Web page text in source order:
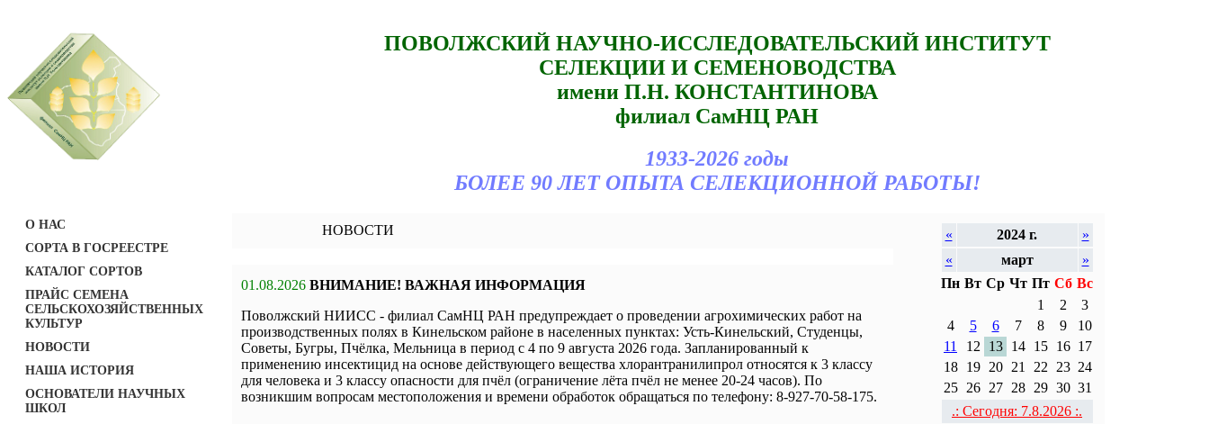
ПОВОЛЖСКИЙ НАУЧНО-ИССЛЕДОВАТЕЛЬСКИЙ ИНСТИТУТ
СЕЛЕКЦИИ И СЕМЕНОВОДСТВА
имени П.Н. КОНСТАНТИНОВА
филиал СамНЦ РАН
1933-2026 годы
БОЛЕЕ 90 ЛЕТ ОПЫТА СЕЛЕКЦИОННОЙ РАБОТЫ!
О НАС
СОРТА В ГОСРЕЕСТРЕ
КАТАЛОГ СОРТОВ
ПРАЙС СЕМЕНА
СЕЛЬСКОХОЗЯЙСТВЕННЫХ
КУЛЬТУР
НОВОСТИ
НАША ИСТОРИЯ
ОСНОВАТЕЛИ НАУЧНЫХ
ШКОЛ
НОВОСТИ « 2024 г.
»
«
март
»
Пн Вт Ср Чт Пт Сб Вс
1
2
3
4
5 6 7 8 9
10
11
12 13 14 15 16 17
18
19 20 21 22 23 24
25
26 27 28 29 30 31
.: Сегодня: 7.8.2026 :.
01.08.2026 ВНИМАНИЕ! ВАЖНАЯ ИНФОРМАЦИЯ
Поволжский НИИСС - филиал СамНЦ РАН предупреждает о проведении агрохимических работ на
производственных полях в Кинельском районе в населенных пунктах: Усть-Кинельский, Студенцы,
Советы, Бугры, Пчёлка, Мельница в период с 4 по 9 августа 2026 года. Запланированный к
применению инсектицид на основе действующего вещества хлорантранилипрол относятся к 3 классу
для человека и 3 классу опасности для пчёл (ограничение лёта пчёл не менее 20-24 часов). По
возникшим вопросам местоположения и времени обработок обращаться по телефону: 8-927-70-58-175.